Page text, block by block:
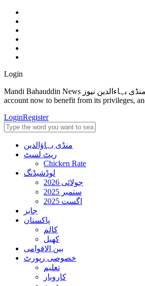
Login
Mandi Bahauddin News منڈی بہاءالدین نیوز Log in or create an
account now to benefit from its privileges,
LoginRegister
منڈی بہاؤالدین
ریٹ لسٹ
Chicken Rate
لوڈشیڈنگ
جولائی 2026
ستمبر 2025
اگست 2025
جابز
پاکستان
کالم
کھیل
بین الاقوامی
خصوصی رپورٹ
تعلیم
کاروبار